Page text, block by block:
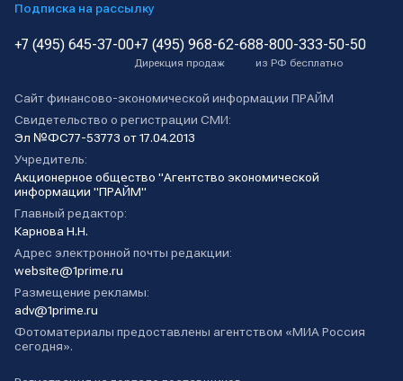
Подписка на рассылку
+7 (495) 645-37-00+7 (495) 968-62-68
Дирекция продаж
8-800-333-50-50
из РФ бесплатно
Сайт финансово-экономической информации ПРАЙМ
Свидетельство о регистрации СМИ:
Эл №ФС77-53773 от 17.04.2013
Учредитель:
Акционерное общество "Агентство экономической
информации "ПРАЙМ"
Главный редактор:
Карнова Н.Н.
Адрес электронной почты редакции:
website@1prime.ru
Размещение рекламы:
adv@1prime.ru
Фотоматериалы предоставлены агентством «МИА Россия
сегодня».